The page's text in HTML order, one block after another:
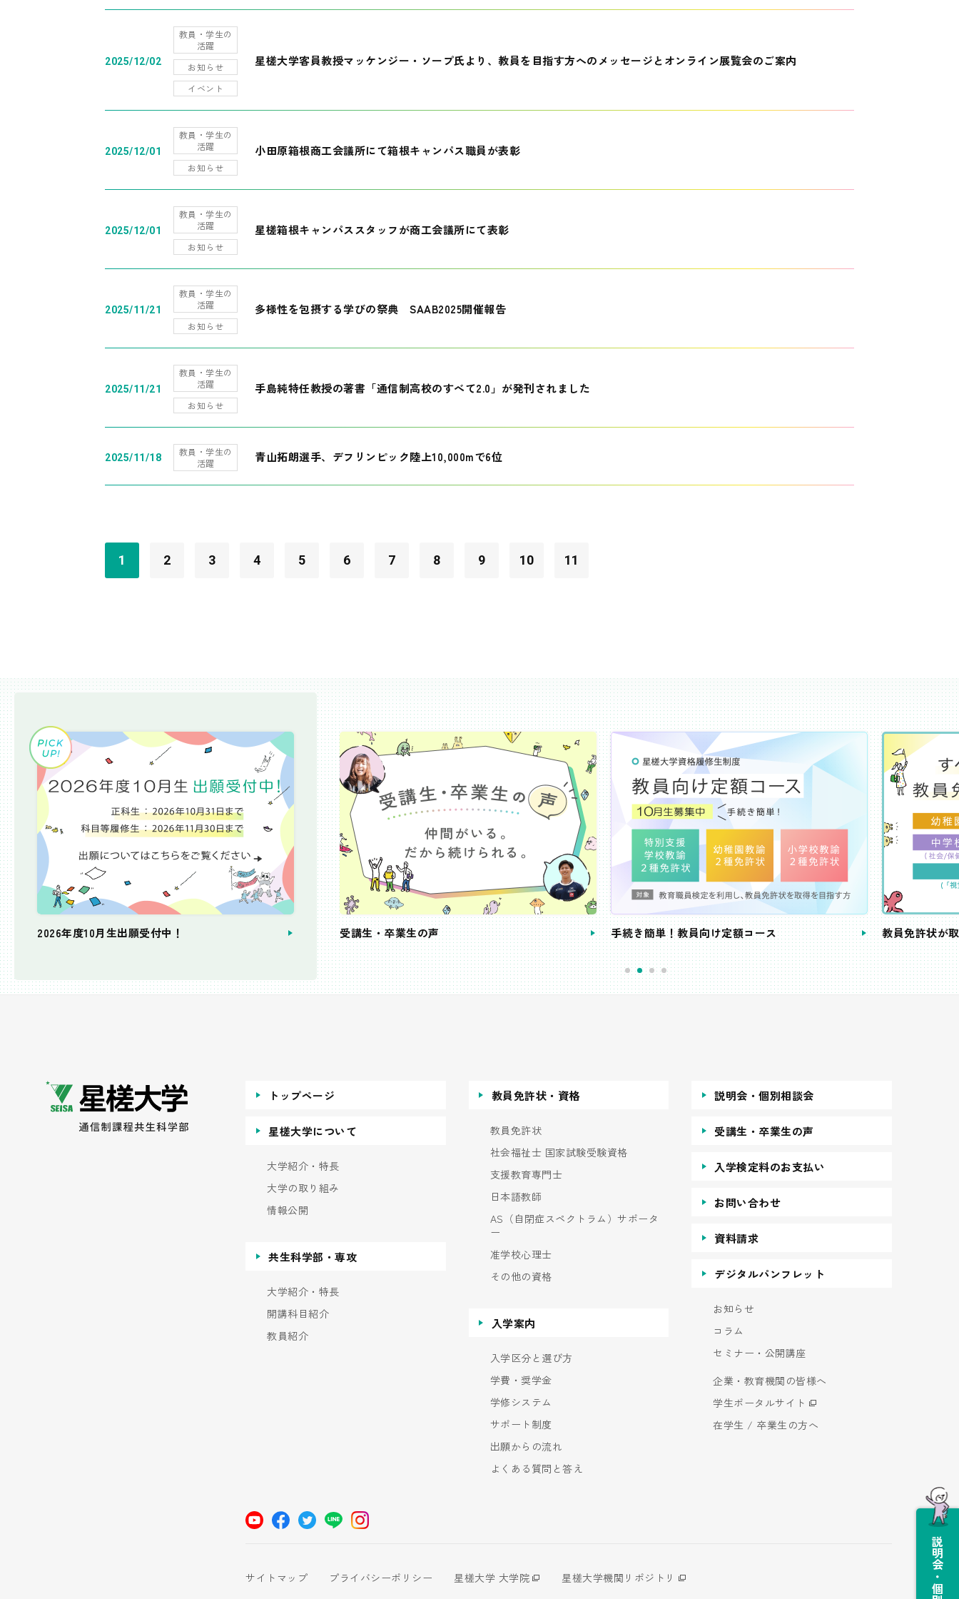
2025/12/02
教員・学生の
活躍
お知らせ
イベント
星槎大学客員教授マッケンジー・ソープ氏より、教員を目指す方へのメッセージとオンライン展覧会のご案内
2025/12/01
教員・学生の
活躍
お知らせ
小田原箱根商工会議所にて箱根キャンパス職員が表彰
2025/12/01
教員・学生の
活躍
お知らせ
星槎箱根キャンパススタッフが商工会議所にて表彰
2025/11/21
教員・学生の
活躍
お知らせ
多様性を包摂する学びの祭典 SAAB2025開催報告
2025/11/21
教員・学生の
活躍
お知らせ
手島純特任教授の著書「通信制高校のすべて2.0」が発刊されました
2025/11/18
教員・学生の
活躍
青山拓朗選手、デフリンピック陸上10,000mで6位
1 2 3 4 5 6 7 8 9 10 11
2026年度10月生出願受付中！
個別相談会 受講生・卒業生の声 手続き簡単！教員向け定額コース 教員免許状が
トップページ
星槎大学について
大学紹介・特長
大学の取り組み
情報公開
共生科学部・専攻
大学紹介・特長
開講科目紹介
教員紹介
教員免許状・資格
教員免許状
社会福祉士 国家試験受験資格
支援教育専門士
日本語教師
AS（自閉症スペクトラム）サポータ
ー
准学校心理士
その他の資格
入学案内
入学区分と選び方
学費・奨学金
学修システム
サポート制度
出願からの流れ
よくある質問と答え
説明会・個別相談会
受講生・卒業生の声
入学検定料のお支払い
お問い合わせ
資料請求
デジタルパンフレット
お知らせ
コラム
セミナー・公開講座
企業・教育機関の皆様へ
学生ポータルサイト
在学生 / 卒業生の方へ
サイトマップ プライバシーポリシー 星槎大学 大学院
星槎大学機関リポジトリ